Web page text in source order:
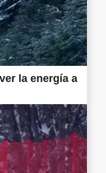
la energía a